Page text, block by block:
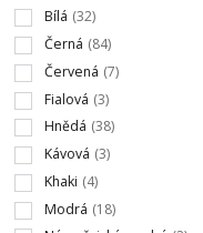
Bílá (32)
Černá (84)
Červená (7)
Fialová (3)
Hnědá (38)
Kávová (3)
Khaki (4)
Modrá (18)